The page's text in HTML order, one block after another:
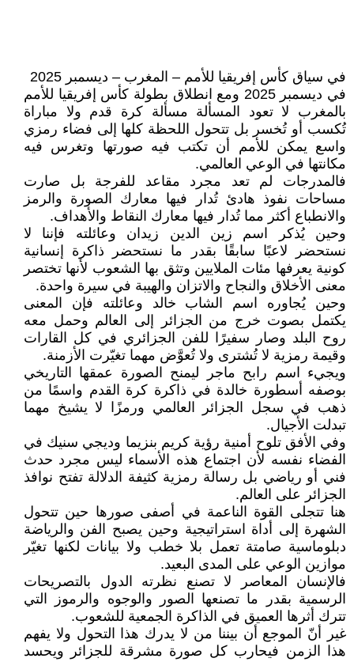
في سياق كأس إفريقيا للأمم – المغرب – ديسمبر 2025
في ديسمبر 2025 ومع انطلاق بطولة كأس إفريقيا للأمم
بالمغرب لا تعود المسألة مسألة كرة قدم ولا مباراة
تُكسب أو تُخسر بل تتحول اللحظة كلها إلى فضاء رمزي
واسع يمكن للأمم أن تكتب فيه صورتها وتغرس فيه
مكانتها في الوعي العالمي.
فالمدرجات لم تعد مجرد مقاعد للفرجة بل صارت
مساحات نفوذ هادئ تُدار فيها معارك الصورة والرمز
والانطباع أكثر مما تُدار فيها معارك النقاط والأهداف.
وحين يُذكر اسم زين الدين زيدان وعائلته فإننا لا
نستحضر لاعبًا سابقًا بقدر ما نستحضر ذاكرة إنسانية
كونية يعرفها مئات الملايين وتثق بها الشعوب لأنها تختصر
معنى الأخلاق والنجاح والاتزان والهيبة في سيرة واحدة.
وحين يُجاوره اسم الشاب خالد وعائلته فإن المعنى
يكتمل بصوت خرج من الجزائر إلى العالم وحمل معه
روح البلد وصار سفيرًا للفن الجزائري في كل القارات
وقيمة رمزية لا تُشترى ولا تُعوَّض مهما تغيّرت الأزمنة.
ويجيء اسم رابح ماجر ليمنح الصورة عمقها التاريخي
بوصفه أسطورة خالدة في ذاكرة كرة القدم واسمًا من
ذهب في سجل الجزائر العالمي ورمزًا لا يشيخ مهما
تبدلت الأجيال.
وفي الأفق تلوح أمنية رؤية كريم بنزيما وديجي سنيك في
الفضاء نفسه لأن اجتماع هذه الأسماء ليس مجرد حدث
فني أو رياضي بل رسالة رمزية كثيفة الدلالة تفتح نوافذ
الجزائر على العالم.
هنا تتجلى القوة الناعمة في أصفى صورها حين تتحول
الشهرة إلى أداة استراتيجية وحين يصبح الفن والرياضة
دبلوماسية صامتة تعمل بلا خطب ولا بيانات لكنها تغيّر
موازين الوعي على المدى البعيد.
فالإنسان المعاصر لا تصنع نظرته الدول بالتصريحات
الرسمية بقدر ما تصنعها الصور والوجوه والرموز التي
تترك أثرها العميق في الذاكرة الجمعية للشعوب.
غير أنّ الموجع أن بيننا من لا يدرك هذا التحول ولا يفهم
هذا الزمن فيحارب كل صورة مشرقة للجزائر ويحسد